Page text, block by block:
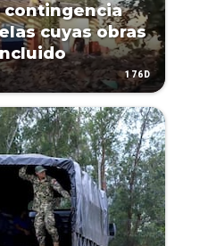
contingencia
cuyas obras
176D